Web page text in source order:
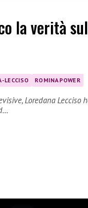
la verità
LECCISO ROMINA POWER
Loredana Lecciso